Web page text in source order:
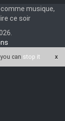
musique,
ce soir
can stop it x